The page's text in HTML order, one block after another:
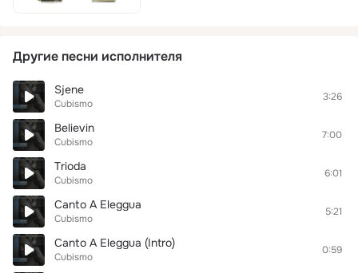
Другие песни исполнителя
Sjene
Cubismo
3:26
Believin
Cubismo
7:00
Trioda
Cubismo
6:01
Canto A Eleggua
Cubismo
5:21
Canto A Eleggua (Intro)
Cubismo
0:59